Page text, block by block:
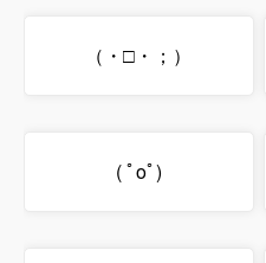
（・□・；）
( ﾟoﾟ)